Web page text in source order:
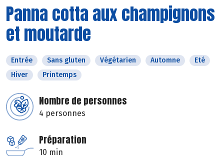
Panna cotta aux champignons
et moutarde
Entrée Sans gluten Végétarien Automne
Eté
Hiver
Printemps
Nombre de personnes
4 personnes
Préparation
10 min